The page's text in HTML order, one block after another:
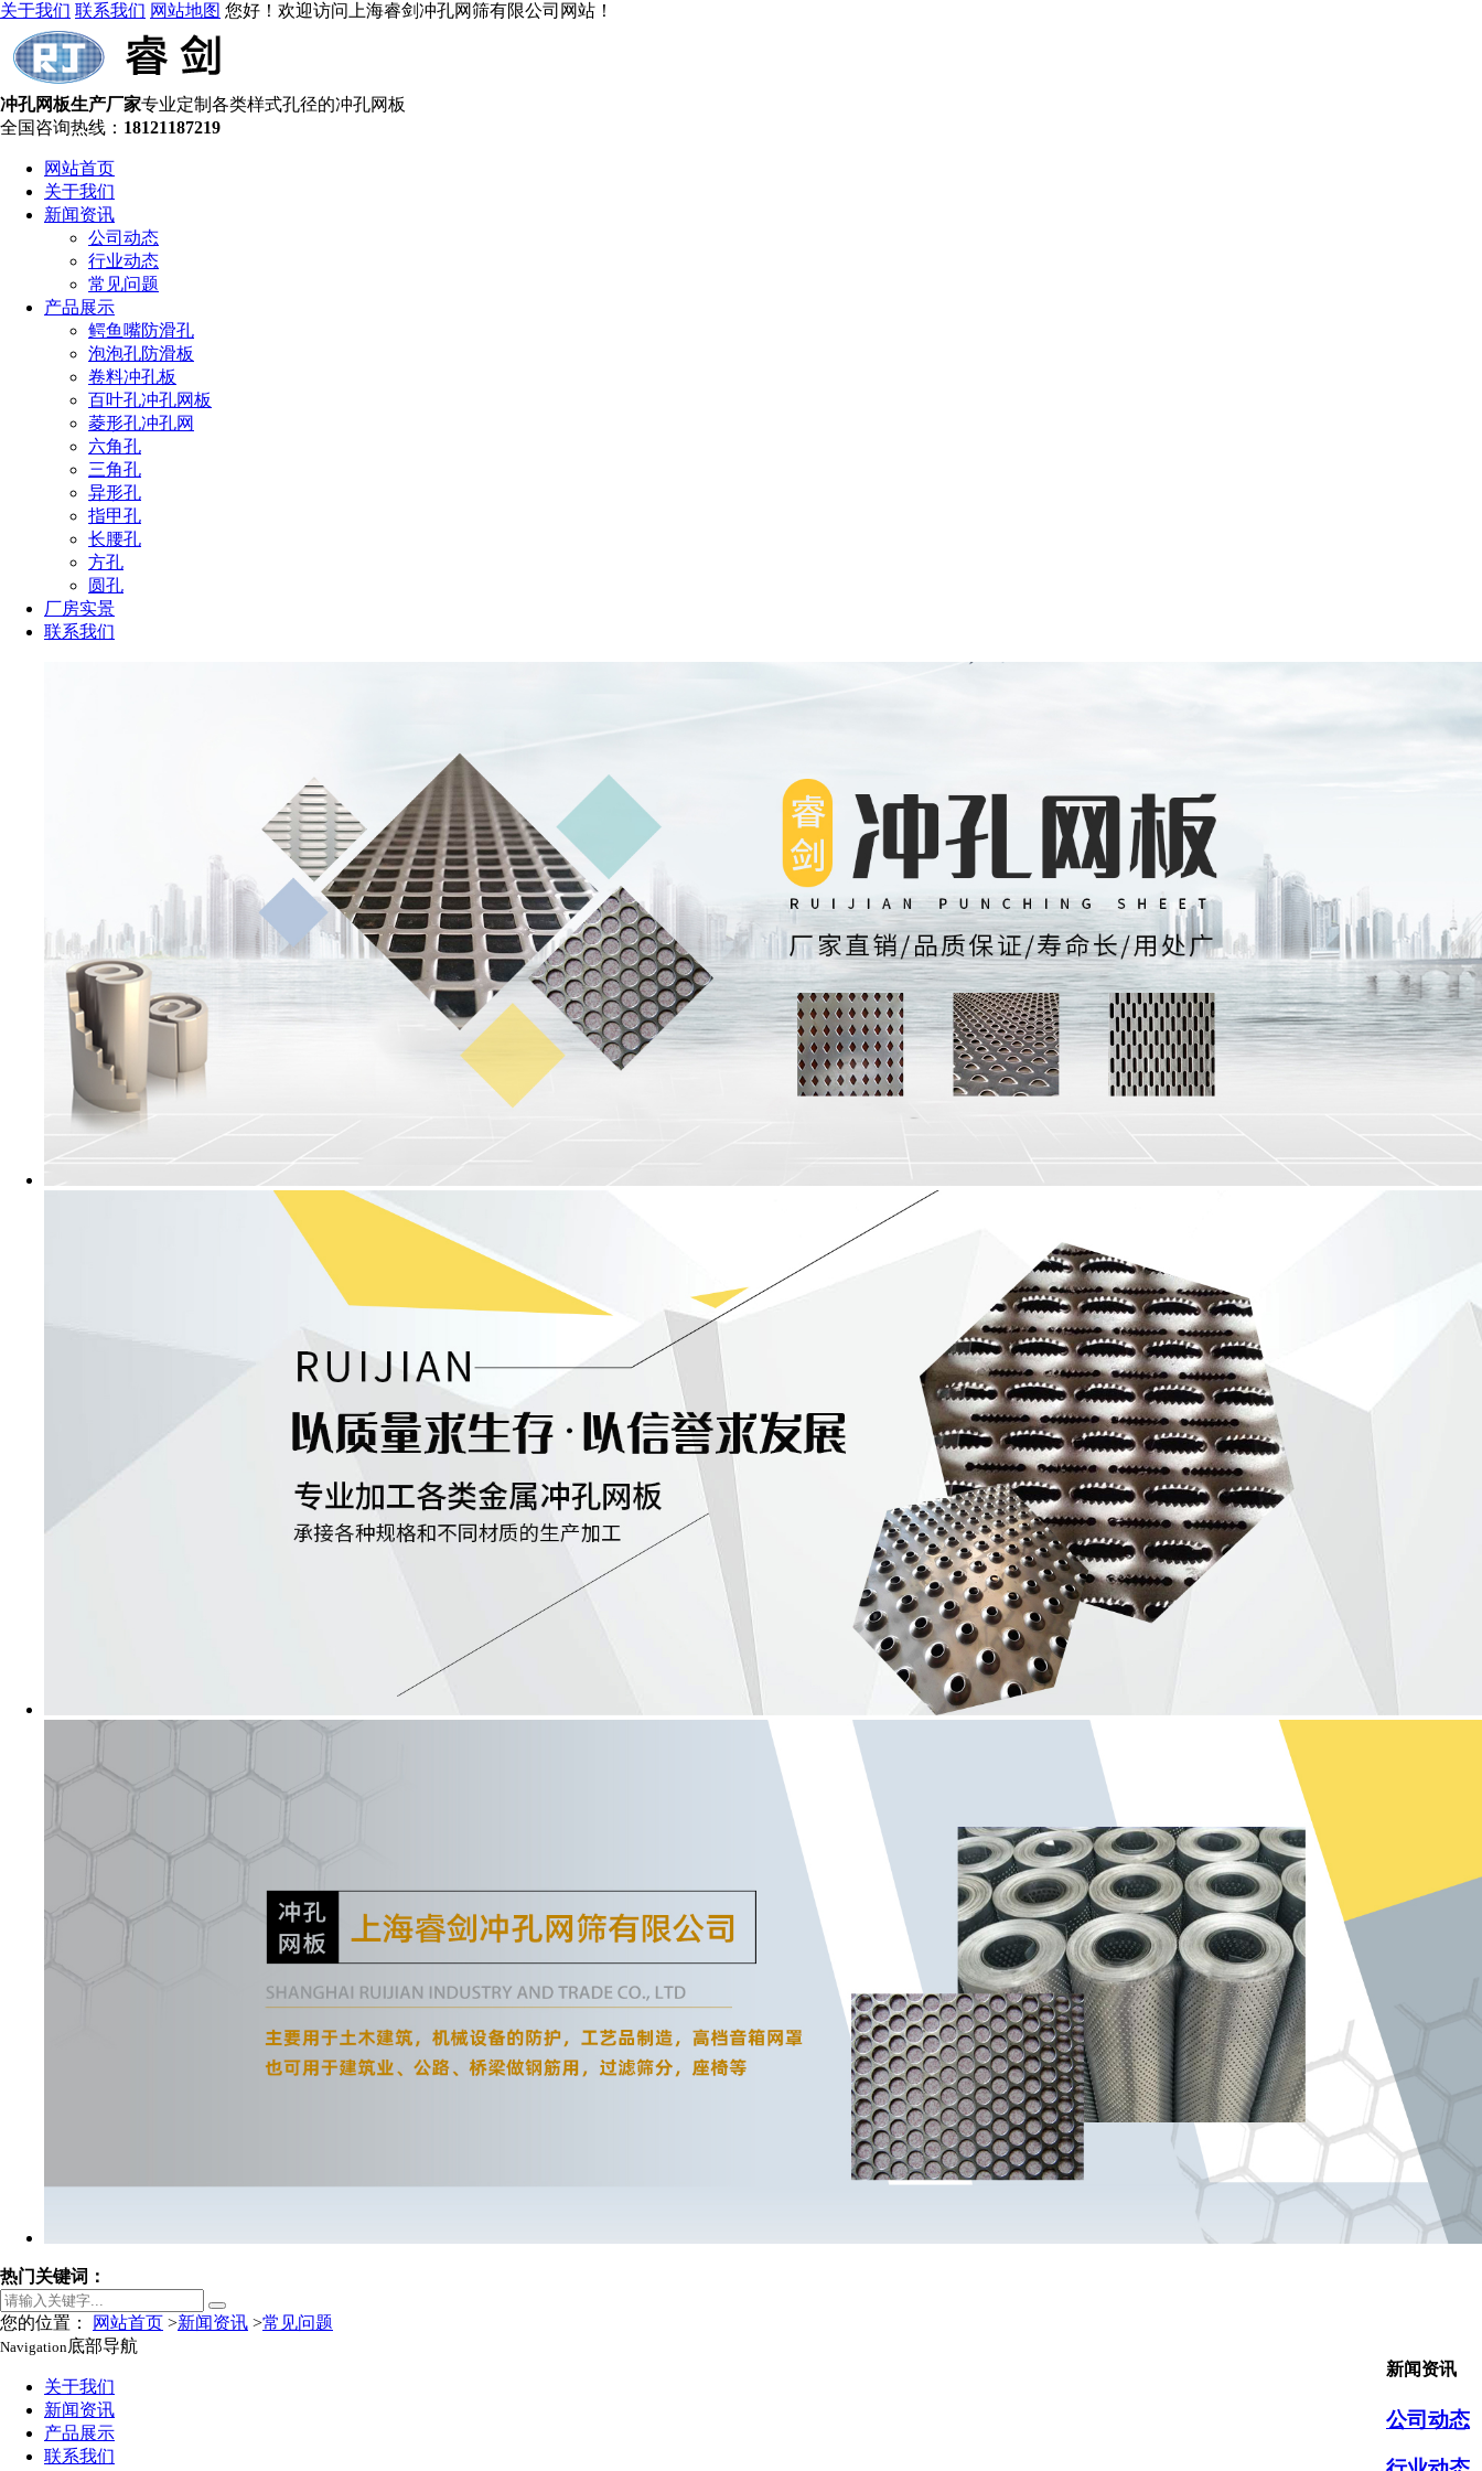
关于我们 联系我们 网站地图 您好！欢迎访问上海睿剑冲孔网筛有限公司网站！
冲孔网板生产厂家专业定制各类样式孔径的冲孔网板
全国咨询热线： 18121187219
网站首页
关于我们
新闻资讯
公司动态
行业动态
常见问题
产品展示
鳄鱼嘴防滑孔
泡泡孔防滑板
卷料冲孔板
百叶孔冲孔网板
菱形孔冲孔网
六角孔
三角孔
异形孔
指甲孔
长腰孔
方孔
圆孔
厂房实景
联系我们
热门关键词：
您的位置： 网站首页 >新闻资讯 >常见问题
新闻资讯
公司动态
Navigation底部导航
关于我们
新闻资讯
产品展示
联系我们